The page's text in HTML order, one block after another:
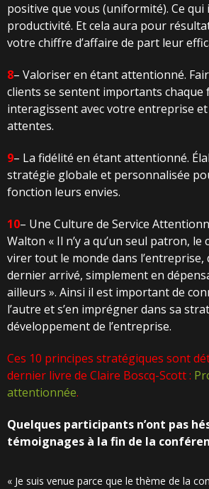
positive que vous (uniformité). Ce
productivité. Et cela aura pour
votre chiffre d’affaire de part leur
8– Valoriser en étant attentionné.
clients se sentent importants chaque
interagissent avec votre entreprise
attentes.
9– La fidélité en étant attentionné.
stratégie globale et personnalisée
fonction leurs envies.
10– Une Culture de Service
Walton « Il n’y a qu’un seul patron, le
virer tout le monde dans l’entreprise,
dernier arrivé, simplement en
ailleurs ». Ainsi il est important de
l’autre et s’en imprégner dans sa
développement de l’entreprise.
Ces 10 principes stratégiques sont
dernier livre de Claire Boscq-Scott :
attentionnée.
Quelques participants n’ont pas
témoignages à la fin de la
« Je suis venue parce que le thème de la